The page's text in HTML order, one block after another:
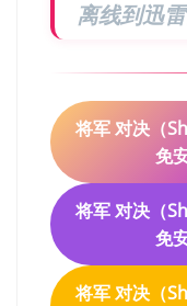
离线到迅
将军 对决（
免
将军 对决（
免
将军 对决（